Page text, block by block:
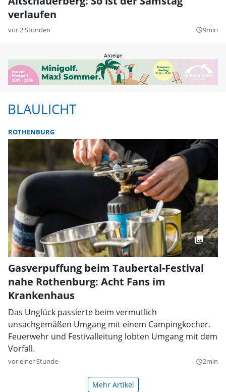
verlaufen
vor 2 Stunden query_builder9min
BLAULICHT
ROTHENBURG
Gasverpuffung beim Taubertal-Festival
nahe Rothenburg: Acht Fans im
Krankenhaus
Das Unglück passierte beim vermutlich
unsachgemäßen Umgang mit einem Campingkocher.
Feuerwehr und Festivalleitung lobten Umgang mit dem
Vorfall.
vor einer Stunde query_builder2min
Mehr Artikel